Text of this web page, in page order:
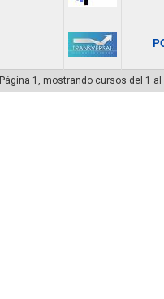
Página 1, mostrando cursos del 1